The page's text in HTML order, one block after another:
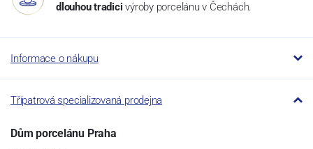
dlouhou tradici výroby porcelánu v Čechách.
Informace o nákupu
Třípatrová specializovaná prodejna
Dům porcelánu Praha